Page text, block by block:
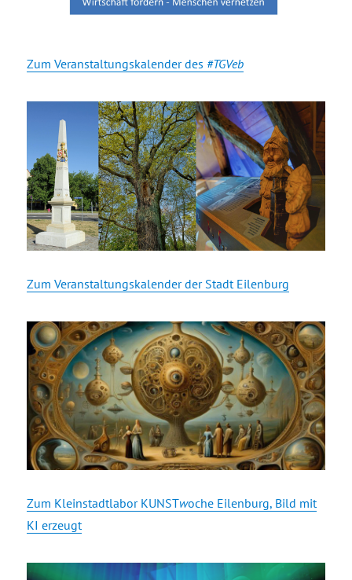
Zum Veranstaltungskalender des #TGVeb
Zum Veranstaltungskalender der Stadt Eilenburg
Zum Kleinstadtlabor KUNSTwoche Eilenburg, Bild mit
KI erzeugt